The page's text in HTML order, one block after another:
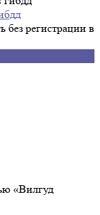
без регистрации в
«Вилгуд